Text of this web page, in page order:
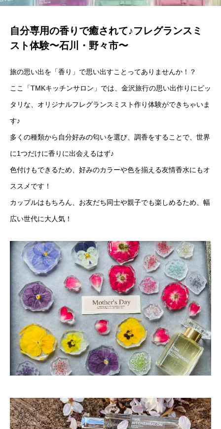
自分専用の香りで癒されて♪フレグランスミ
スト体験〜石川・野々市〜
旅の思い出を「香り」で思い出すことってありませんか！？
ここ「TMKキッチンサロン」では、金沢旅行の思い出作りにピッ
タリな、オリジナルフレグランスミスト作り体験ができちゃいま
す♪
多くの種類から自分好みの匂いを選び、調香をすることで、世界
に1つだけに香りに出会えるはず♪
色付けもできるため、好みのカラーや色を揃える友情香水にもオ
ススメです！
カップルはもちろん、お友だち同士や親子でも楽しめるため、幅
広い世代に大人気！